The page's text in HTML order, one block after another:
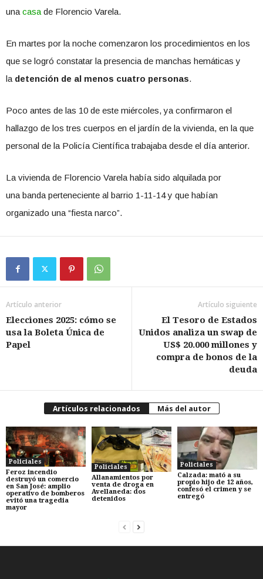
una casa de Florencio Varela.
En martes por la noche comenzaron los procedimientos en los
que se logró constatar la presencia de manchas hemáticas y
la detención de al menos cuatro personas.
Poco antes de las 10 de este miércoles, ya confirmaron el
hallazgo de los tres cuerpos en el jardín de la vivienda, en la que
personal de la Policía Científica trabajaba desde el día anterior.
La vivienda de Florencio Varela había sido alquilada por
una banda perteneciente al barrio 1-11-14 y que habían
organizado una “fiesta narco”.
Artículo anterior
Elecciones 2025: cómo se
usa la Boleta Única de
Papel
Artículo siguiente
El Tesoro de Estados
Unidos analiza un swap de
US$ 20.000 millones y
compra de bonos de la
deuda
Artículos relacionados Más del autor
Policiales
Feroz incendio
destruyó un comercio
en San José: amplio
operativo de bomberos
evitó una tragedia
mayor
Policiales
Allanamientos por
venta de droga en
Avellaneda: dos
detenidos
Policiales
Calzada: mató a su
propio hijo de 12 años,
confesó el crimen y se
entregó